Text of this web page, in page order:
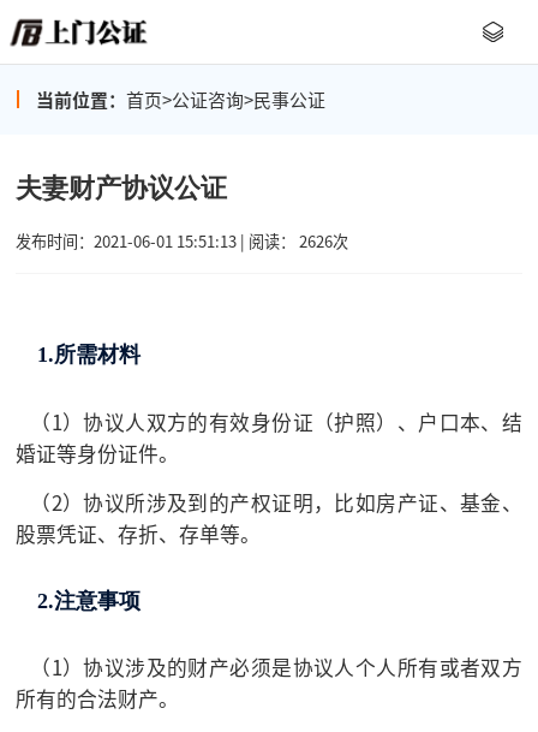
当前位置： 首页>公证咨询>民事公证
夫妻财产协议公证
发布时间：2021-06-01 15:51:13 | 阅读： 2626次
1.所需材料
（1）协议人双方的有效身份证（护照）、户口本、结
婚证等身份证件。
（2）协议所涉及到的产权证明，比如房产证、基金、
股票凭证、存折、存单等。
2.注意事项
（1）协议涉及的财产必须是协议人个人所有或者双方
所有的合法财产。